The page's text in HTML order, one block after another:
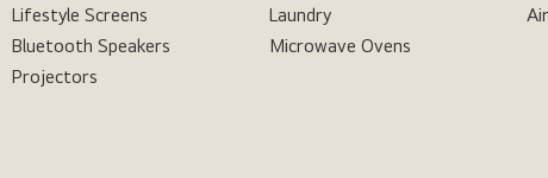
Lifestyle Screens
Bluetooth Speakers
Projectors
Laundry
Microwave Ovens